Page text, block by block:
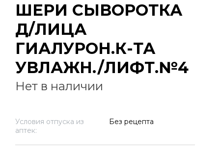
ШЕРИ СЫВОРОТКА
Д/ЛИЦА
ГИАЛУРОН.К-ТА
УВЛАЖН./ЛИФТ.№4
Нет в наличии
Условия отпуска из
аптек:
Без рецепта